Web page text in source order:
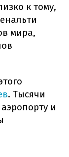
к тому,
мира,
. Тысячи
и